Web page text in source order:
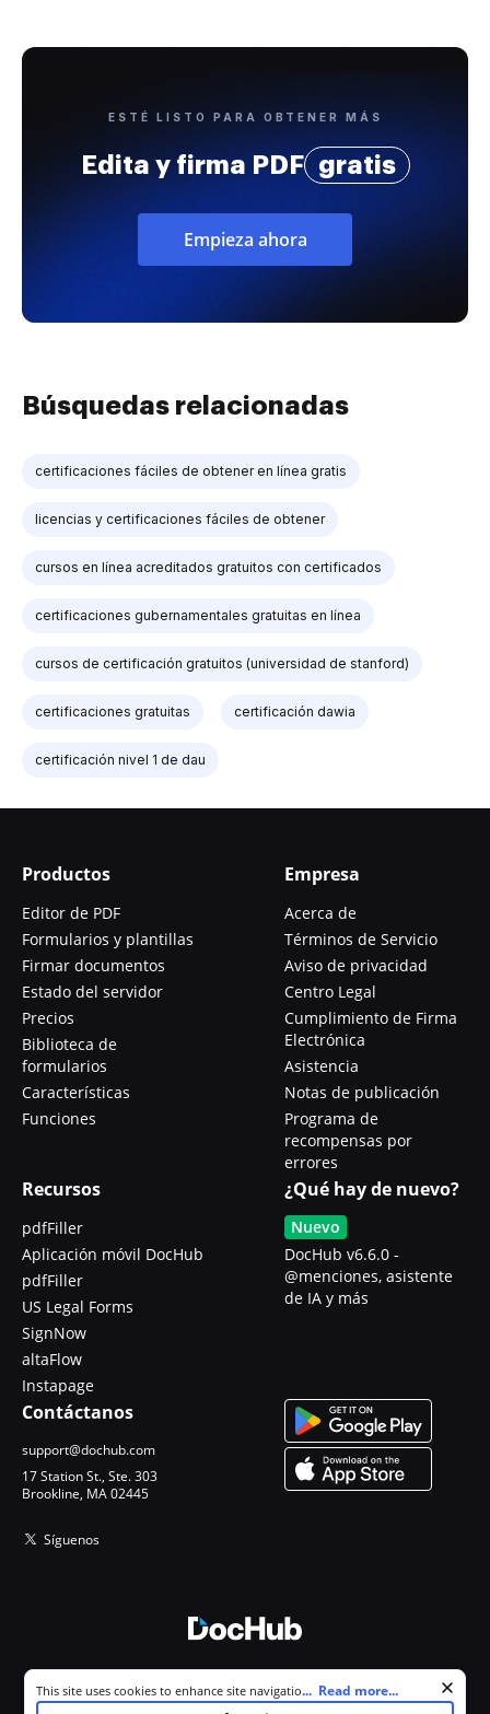
ESTÉ LISTO PARA OBTENER MÁS
Edita y firma PDF gratis
Empieza ahora
Búsquedas relacionadas
certificaciones fáciles de obtener en línea gratis
licencias y certificaciones fáciles de obtener
cursos en línea acreditados gratuitos con certificados
certificaciones gubernamentales gratuitas en línea
cursos de certificación gratuitos (universidad de stanford)
certificaciones gratuitas certificación dawia
certificación nivel 1 de dau
Productos
Editor de PDF
Formularios y plantillas
Firmar documentos
Estado del servidor
Precios
Biblioteca de
formularios
Características
Funciones
Empresa
Acerca de
Términos de Servicio
Aviso de privacidad
Centro Legal
Cumplimiento de Firma
Electrónica
Asistencia
Notas de publicación
Programa de
recompensas por
errores
Recursos
pdfFiller
Aplicación móvil DocHub
pdfFiller
US Legal Forms
SignNow
altaFlow
Instapage
¿Qué hay de nuevo?
Nuevo
DocHub v6.6.0 -
@menciones, asistente
de IA y más
Contáctanos
support@dochub.com
17 Station St., Ste. 303
Brookline, MA 02445
Síguenos
Todos los derechos reservados.
Cookie consent notice
This site uses cookies to enhance site navigation and personalize
your experience. By using this site you agree to our use of cookies as
... Read more...